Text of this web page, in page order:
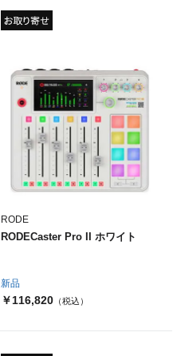
新品
RODE
RODECaster Pro II ホワイト
￥116,820（税込）